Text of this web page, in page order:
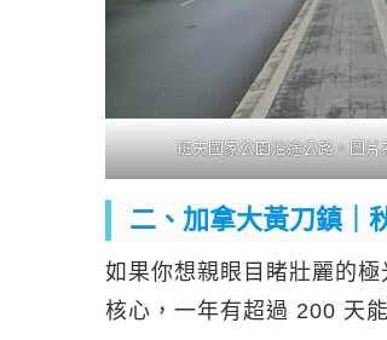
班夫國家公園沿途公路。圖片
二、加拿大黃刀鎮｜
如果你想親眼目睹壯麗的
核心，一年有超過 200 天